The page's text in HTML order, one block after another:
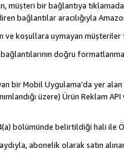
müşteri bir bağlantıya
bağlantılar aracılığıyla
ve koşullara uymayan müşteriler
doğru
bir Mobil Uygulama’da yer
üzere) Ürün Reklam
bölümünde belirtildiği hali ile
abonelik olarak satın